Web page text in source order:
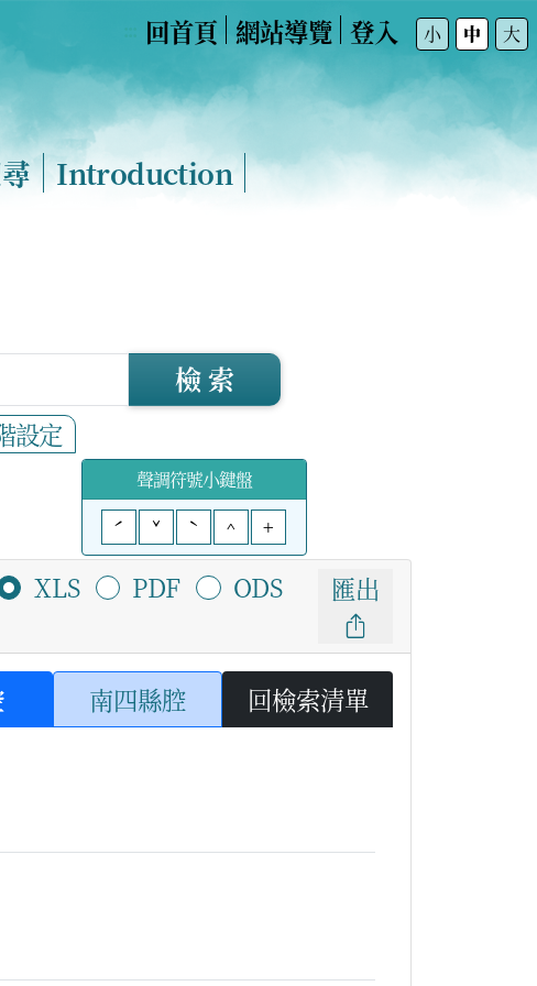
回首頁 網站導覽 登入 小 中 大
Introduction
設定
檢 索
聲調符號小鍵盤
ˊ
ˇ ˋ ^ +
XLS PDF ODS 匯出
南四縣腔 回檢索清單